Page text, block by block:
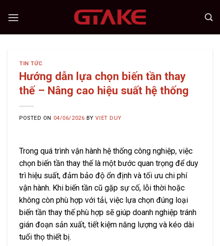
TIN TỨC
Hướng dẫn lựa chọn biến tần thay
thế – Nâng cao hiệu suất hệ thống
POSTED ON 04/06/2026 BYVIET DUY
Trong quá trình vận hành hệ thống công nghiệp, việc
chọn biến tần thay thế là một bước quan trọng để duy
trì hiệu suất, đảm bảo độ ổn định và tối ưu chi phí
vận hành. Khi biến tần cũ gặp sự cố, lỗi thời hoặc
không còn phù hợp với tải, việc lựa chọn đúng loại
biến tần thay thế phù hợp sẽ giúp doanh nghiệp tránh
gián đoạn sản xuất, tiết kiệm năng lượng và kéo dài
tuổi thọ thiết bị.